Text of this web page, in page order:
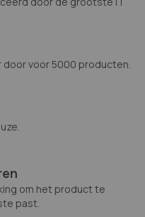
voor 5000 producten.
om het product te
past.